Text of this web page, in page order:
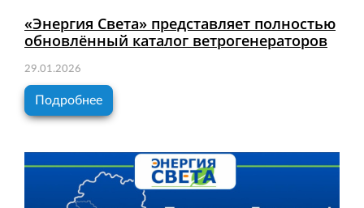
«Энергия Света» представляет полностью
обновлённый каталог ветрогенераторов
29.01.2026
Подробнее